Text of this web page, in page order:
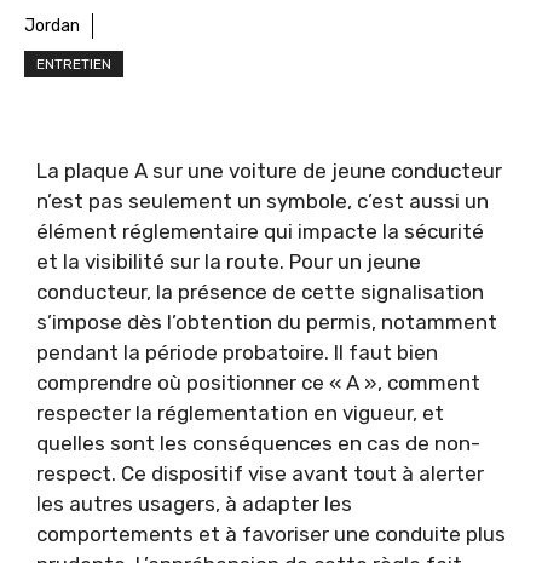
Jordan
ENTRETIEN
La plaque A sur une voiture de jeune conducteur
n’est pas seulement un symbole, c’est aussi un
élément réglementaire qui impacte la sécurité
et la visibilité sur la route. Pour un jeune
conducteur, la présence de cette signalisation
s’impose dès l’obtention du permis, notamment
pendant la période probatoire. Il faut bien
comprendre où positionner ce « A », comment
respecter la réglementation en vigueur, et
quelles sont les conséquences en cas de non-
respect. Ce dispositif vise avant tout à alerter
les autres usagers, à adapter les
comportements et à favoriser une conduite plus